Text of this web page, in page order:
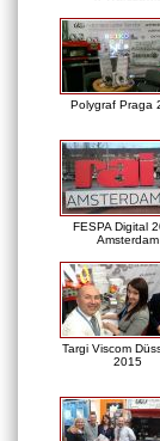
Polygraf Praga
FESPA Digital
Amsterdam
Targi Viscom
2015